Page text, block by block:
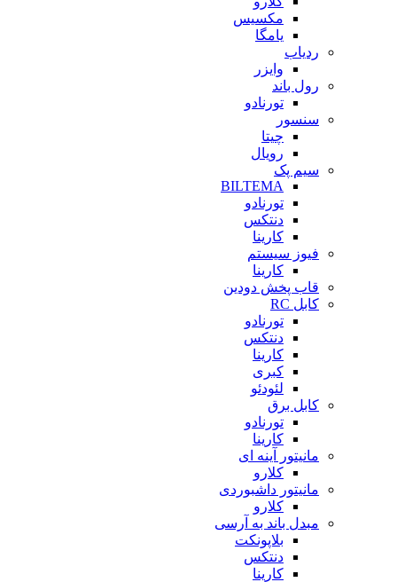
مکسیس
یامگا
ردیاب
وایزر
رول باند
تورنادو
سنسور
چیتا
رویال
سیم پک
BILTEMA
تورنادو
دنتکس
کارینا
فیوز سیستم
کارینا
قاب پخش دودین
کابل RC
تورنادو
دنتکس
کارینا
کبری
لئودئو
کابل برق
تورنادو
کارینا
مانیتور آینه ای
کلارو
مانیتور داشبوردی
کلارو
مبدل باند به آرسی
بلاپونکت
دنتکس
کارینا